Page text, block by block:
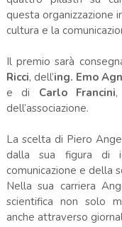
questa organizzazione
cultura e la
Il premio sarà
Ricci, dell’ing. Emo
e di Carlo Francini
dell’associazione.
La scelta di Piero
dalla sua figura di
comunicazione e della
Nella sua carriera
scientifica non solo
anche attraverso